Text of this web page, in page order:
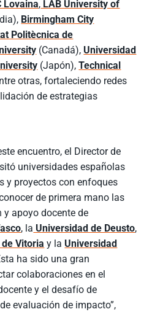
Lovaina, LAB University of
Birmingham City
Politècnica de
(Canadá), Universidad
(Japón),Technical
otras, fortaleciendo redes
de estrategias
encuentro, el Director de
universidades españolas
y proyectos con enfoques
de primera mano las
apoyo docente de
, la Universidad de Deusto,
Vitoria y la Universidad
ha sido una gran
colaboraciones en el
y el desafío de
evaluación de impacto”,